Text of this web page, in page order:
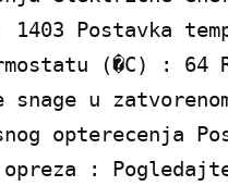
1403 Postavka
(�C) : 64
snage u
opterecenja
opreza :